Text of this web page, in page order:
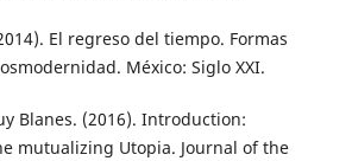
El regreso del tiempo. Formas
México: Siglo XXI.
Blanes. (2016). Introduction:
mutualizing Utopia. Journal of the